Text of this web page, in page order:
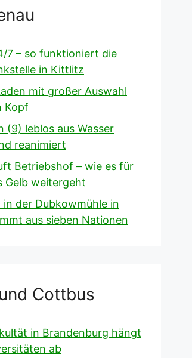
7 – so funktioniert die
in Kittlitz
mit großer Auswahl
Kopf
(9) leblos aus Wasser
reanimiert
Betriebshof – wie es für
Gelb weitergeht
in der Dubkowmühle in
aus sieben Nationen
Cottbus
in Brandenburg hängt
ab